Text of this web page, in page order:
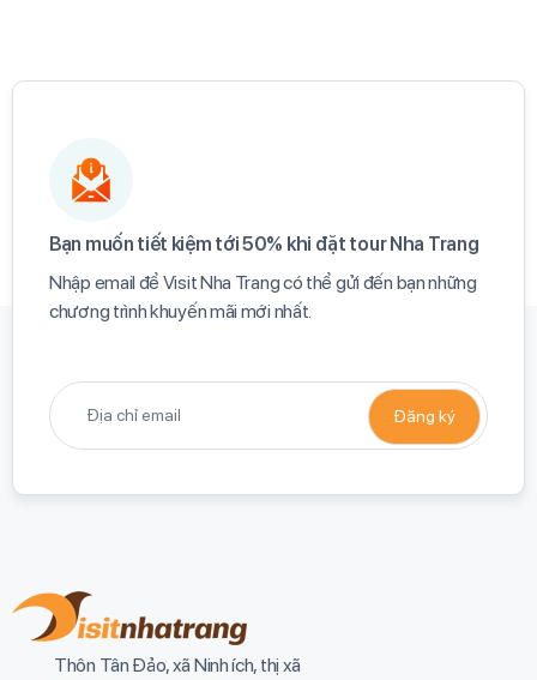
Bạn muốn tiết kiệm tới 50% khi đặt tour Nha Trang​
Nhập email để Visit Nha Trang có thể gửi đến bạn những
chương trình khuyến mãi mới nhất.​
Thôn Tân Đảo, xã Ninh ích, thị xã